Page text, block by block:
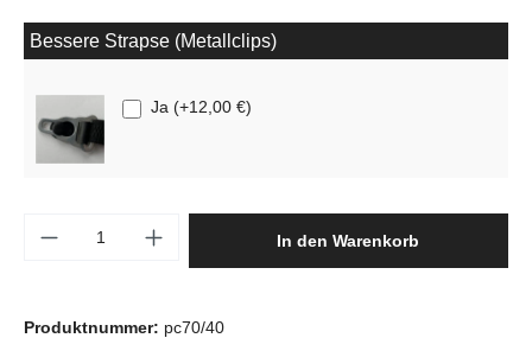
Bessere Strapse (Metallclips)
Ja (+12,00 €)
Produkt Anzahl: Gib den gewünschten
In den Warenkorb
Produktnummer: pc70/40